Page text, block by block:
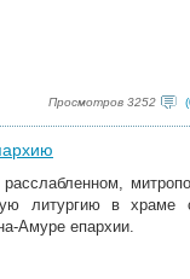
Просмотров 3252
литургию в храме
Амуре епархии.